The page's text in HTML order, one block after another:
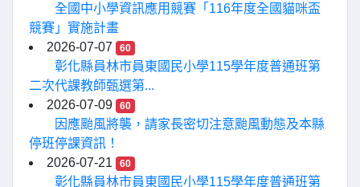
全國中小學資訊應用競賽「116年度全國貓咪盃
競賽」實施計畫
2026-07-07
60
彰化縣員林市員東國民小學115學年度普通班第
二次代課教師甄選第...
2026-07-09
60
因應颱風將襲，請家長密切注意颱風動態及本縣
停班停課資訊！
2026-07-21
60
彰化縣員林市員東國民小學115學年度普通班第